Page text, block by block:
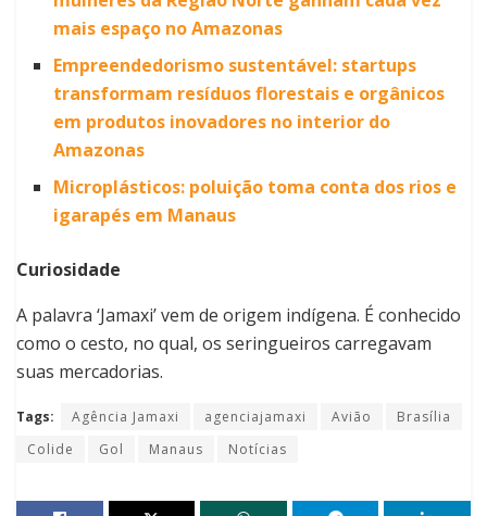
mais espaço no Amazonas
Empreendedorismo sustentável: startups
transformam resíduos florestais e orgânicos
em produtos inovadores no interior do
Amazonas
Microplásticos: poluição toma conta dos rios e
igarapés em Manaus
Curiosidade
A palavra ‘Jamaxi’ vem de origem indígena. É conhecido
como o cesto, no qual, os seringueiros carregavam
suas mercadorias.
Tags: Agência Jamaxi agenciajamaxi Avião
Brasília
Colide
Gol Manaus Notícias